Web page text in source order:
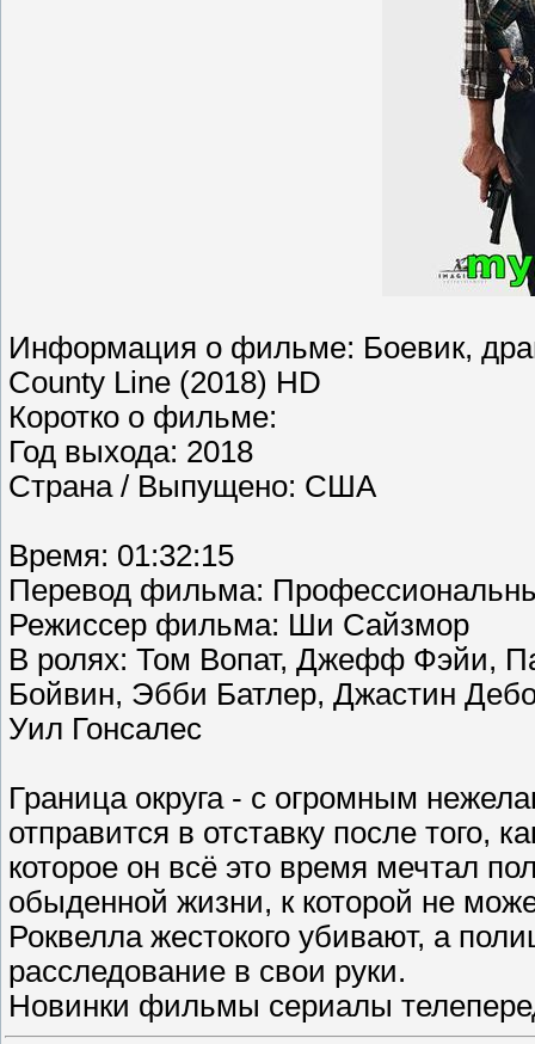
Информация о фильме: Боевик,
County Line (2018) HD
Коротко о фильме:
Год выхода: 2018
Страна / Выпущено: США
Время: 01:32:15
Перевод фильма:
Режиссер фильма: Ши Сайзмор
В ролях: Том Вопат, Джефф Фэйи,
Бойвин, Эбби Батлер, Джастин
Уил Гонсалес
Граница округа - с огромным
отправится в отставку после того,
которое он всё это время мечтал
обыденной жизни, к которой не
Роквелла жестокого убивают, а
расследование в свои руки.
Новинки фильмы сериалы